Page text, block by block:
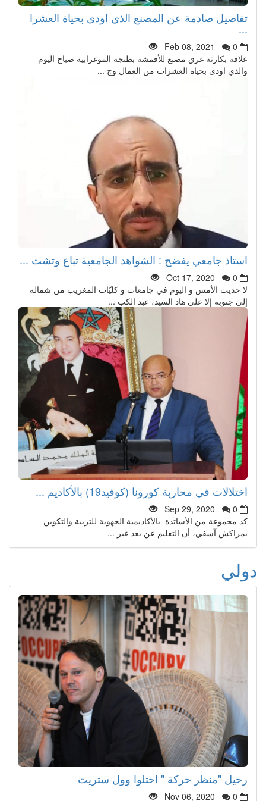
تفاصيل صادمة عن المصنع الذي اودى بحياة العشرا
Feb 08, 2021
0
علاقة بكارثة غرق مصنع للأقمشة بطنجة الموغرابية صباح اليوم
والذي اودى بحياة العشرات من العمال وج ...
استاذ جامعي يفضح : الشواهد الجامعية تباع وتشت ...
Oct 17, 2020
0
لا حديث الأمس و اليوم في جامعات و كليّات المغريب من شماله
إلى جنوبه إلا على هاد السيد، عبد الكب ...
اختلالات في محاربة كورونا (كوفيد19) بالأكاديم ...
Sep 29, 2020
0
كد مجموعة من الأساتذة بالأكاديمية الجهوية للتربية والتكوين
بمراكش آسفي، أن التعليم عن بعد غير ...
دولي
رحيل "منظر حركة " احتلوا وول ستريت
Nov 06, 2020 0